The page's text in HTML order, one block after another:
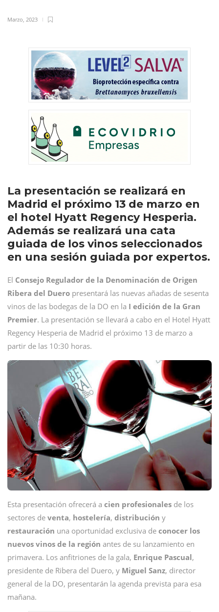
Marzo, 2023
La presentación se realizará en
Madrid el próximo 13 de marzo en
el hotel Hyatt Regency Hesperia.
Además se realizará una cata
guiada de los vinos seleccionados
en una sesión guiada por expertos.
El Consejo Regulador de la Denominación de Origen
Ribera del Duero presentará las nuevas añadas de sesenta
vinos de las bodegas de la DO en la I edición de la Gran
Premier. La presentación se llevará a cabo en el Hotel Hyatt
Regency Hesperia de Madrid el próximo 13 de marzo a
partir de las 10:30 horas.
Esta presentación ofrecerá a cien profesionales de los
sectores de venta, hostelería, distribución y
restauración una oportunidad exclusiva de conocer los
nuevos vinos de la región antes de su lanzamiento en
primavera. Los anfitriones de la gala, Enrique Pascual,
presidente de Ribera del Duero, y Miguel Sanz, director
general de la DO, presentarán la agenda prevista para esa
mañana.